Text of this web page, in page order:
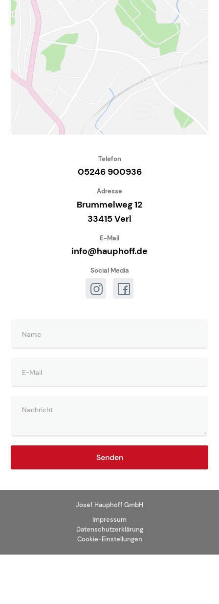
Telefon
05246 900936
Adresse
Brummelweg 12
33415 Verl
E-Mail
info@hauphoff.de
Social Media
Josef Hauphoff GmbH
Impressum
Datenschutzerklärung
Cookie-Einstellungen